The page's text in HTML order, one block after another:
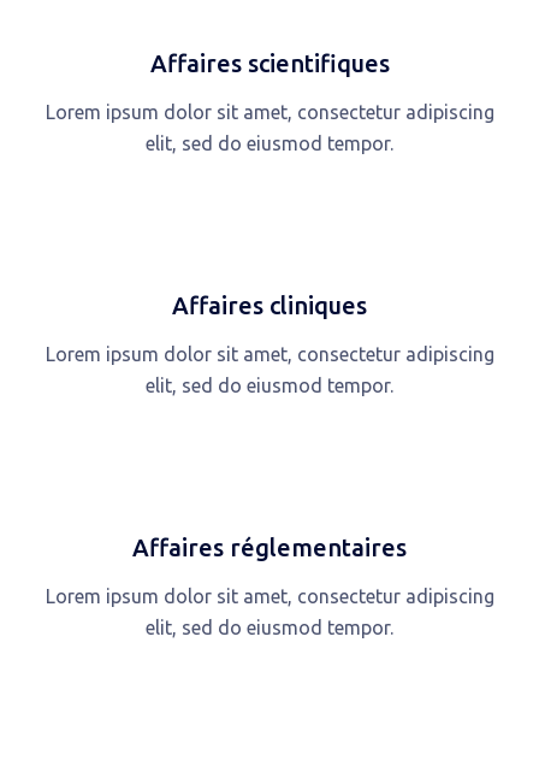
Affaires scientifiques
Lorem ipsum dolor sit amet, consectetur adipiscing
elit, sed do eiusmod tempor.
Affaires cliniques
Lorem ipsum dolor sit amet, consectetur adipiscing
elit, sed do eiusmod tempor.
Affaires réglementaires
Lorem ipsum dolor sit amet, consectetur adipiscing
elit, sed do eiusmod tempor.